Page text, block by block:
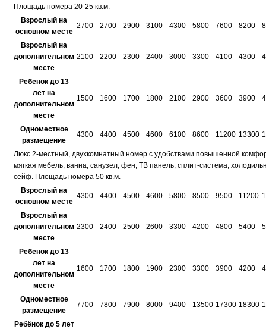
Площадь номера 20-25 кв.м.
Взрослый на
основном месте
2700 2700 2900 3100 4300 5800 7600 8200
Взрослый на
дополнительном
месте
2100 2200 2300 2400 3000 3300 4100 4300
Ребенок до 13
лет на
дополнительном
месте
1500 1600 1700 1800 2100 2900 3600 3900
Одноместное
размещение
4300 4400 4500 4600 6100 8600 11200 13300
Люкс 2-местный, двухкомнатный номер с удобствами повышенной
мягкая мебель, ванна, санузел, фен, ТВ панель, сплит-система,
сейф. Площадь номера 50 кв.м.
Взрослый на
основном месте
4300 4400 4500 4600 5800 8500 9500 11200
Взрослый на
дополнительном
месте
2300 2400 2500 2600 3300 4200 4800 5400
Ребенок до 13
лет на
дополнительном
месте
1600 1700 1800 1900 2300 3300 3900 4200
Одноместное
размещение
7700 7800 7900 8000 9400 13500 17300 18300
Ребёнок до 5 лет